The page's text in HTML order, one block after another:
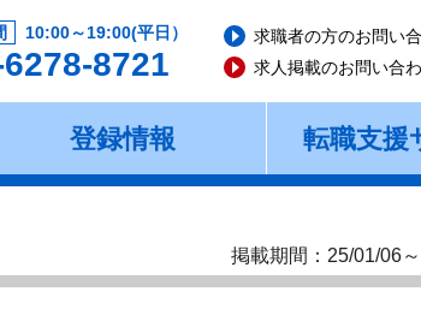
10:00～19:00(平日）
8721
求職者の方のお問い
求人掲載のお問い合
登録情報 転職支援
掲載期間：25/01/06